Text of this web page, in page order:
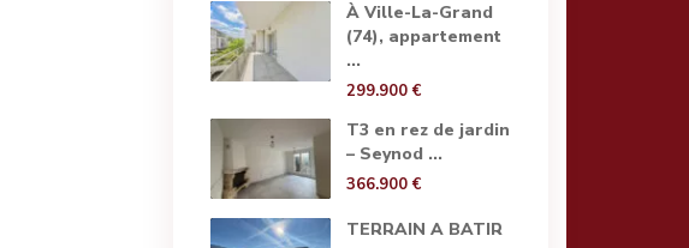
À Ville-La-Grand
(74), appartement
...
299.900 €
T3 en rez de jardin
– Seynod ...
366.900 €
TERRAIN A BATIR